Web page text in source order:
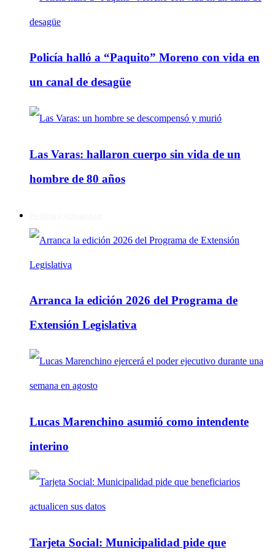
Policía halló a “Paquito” Moreno con vida en
un canal de desagüe
Las Varas: hallaron cuerpo sin vida de un
hombre de 80 años
Arranca la edición 2026 del Programa de
Extensión Legislativa
Lucas Marenchino asumió como intendente
interino
Tarjeta Social: Municipalidad pide que